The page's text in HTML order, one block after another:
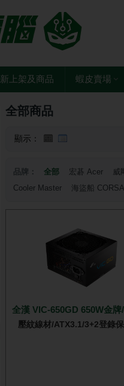
新上架及商品 蝦皮賣場
全部商品
顯示：
品牌： 全部 宏碁 Acer
威
Cooler Master
海盜船
全漢 VIC-650GD 650W金牌
壓紋線材/ATX3.1/3+2登錄